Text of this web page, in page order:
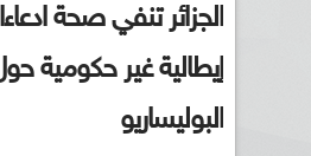
الجزائر تنفي صحة
إيطالية غير حكومية
البوليساريو